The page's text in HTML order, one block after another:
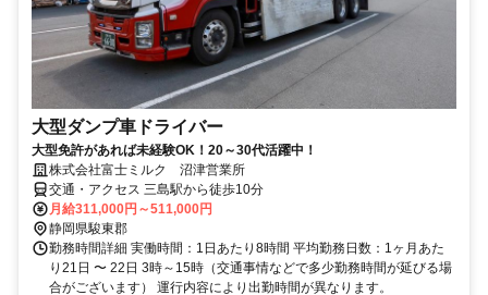
大型ダンプ車ドライバー
大型免許があれば未経験OK！20～30代活躍中！
株式会社富士ミルク 沼津営業所
交通・アクセス 三島駅から徒歩10分
月給311,000円～511,000円
静岡県駿東郡
勤務時間詳細 実働時間：1日あたり8時間 平均勤務日数：1ヶ月あた
り21日 〜 22日 3時～15時（交通事情などで多少勤務時間が延びる場
合がございます） 運行内容により出勤時間が異なります。